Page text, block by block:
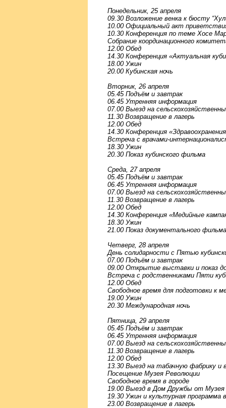
Понедельник, 25 апреля
09.30 Возложение венка к бюсту
10.00 Официальный акт
10.30 Конференция по теме Хосе
Собрание координационного
12.00 Обед
14.30 Конференция «Актуальная
18.00 Ужин
20.00 Кубинская ночь
Вторник, 26 апреля
05.45 Подъём и завтрак
06.45 Утренняя информация
07.00 Выезд на
11.30 Возвращение в лагерь
12.00 Обед
14.30 Конференция
Встреча с врачами-
18.30 Ужин
20.30 Показ кубинского фильма
Среда, 27 апреля
05.45 Подъём и завтрак
06.45 Утренняя информация
07.00 Выезд на
11.30 Возвращение в лагерь
12.00 Обед
14.30 Конференция «Медийные
18.30 Ужин
21.00 Показ документального
Четверг, 28 апреля
День солидарности с Пятью
07.00 Подъём и завтрак
09.00 Открытие выставки и показ
Встреча с родственниками Пяти
12.00 Обед
Свободное время для подготовки к
19.00 Ужин
20.30 Международная ночь
Пятница, 29 апреля
05.45 Подъём и завтрак
06.45 Утренняя информация
07.00 Выезд на
11.30 Возвращение в лагерь
12.00 Обед
13.30 Выезд на табачную фабрику и
Посещение Музея Революции
Свободное время в городе
19.00 Выезд в Дом Дружбы от Музея
19.30 Ужин и культурная
23.00 Возвращение в лагерь